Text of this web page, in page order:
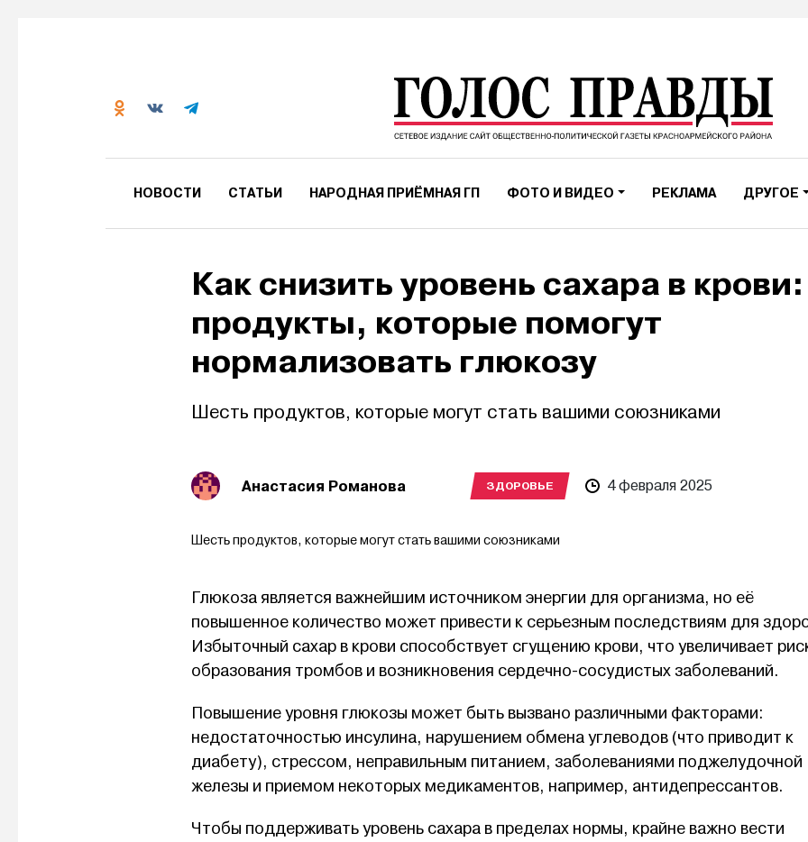
НОВОСТИ СТАТЬИ НАРОДНАЯ ПРИЁМНАЯ ГП ФОТО И ВИДЕО РЕКЛАМА ДРУГОЕ
Как снизить уровень сахара в крови:
продукты, которые помогут
нормализовать глюкозу
Шесть продуктов, которые могут стать вашими союзниками
Анастасия Романова ЗДОРОВЬЕ 4 февраля 2025
Шесть продуктов, которые могут стать вашими союзниками
Глюкоза является важнейшим источником энергии для организма, но её
повышенное количество может привести к серьезным последствиям для
Избыточный сахар в крови способствует сгущению крови, что увеличивает
образования тромбов и возникновения сердечно-сосудистых заболеваний.
Повышение уровня глюкозы может быть вызвано различными факторами:
недостаточностью инсулина, нарушением обмена углеводов (что приводит к
диабету), стрессом, неправильным питанием, заболеваниями поджелудочной
железы и приемом некоторых медикаментов, например, антидепрессантов.
Чтобы поддерживать уровень сахара в пределах нормы, крайне важно вести